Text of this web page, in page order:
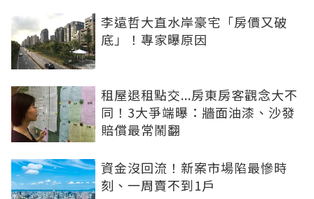
李遠哲大直水岸豪宅「房價又破
底」！專家曝原因
租屋退租點交...房東房客觀念大不
同！3大爭端曝：牆面油漆、沙發
賠償最常鬧翻
資金沒回流！新案市場陷最慘時
刻、一周賣不到1戶